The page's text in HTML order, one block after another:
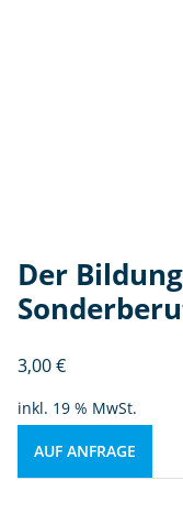
Der
3,00€
inkl. 19 % MwSt.
AUF ANFRAGE